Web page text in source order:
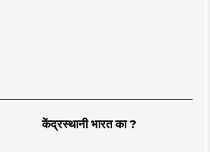
केंद्रस्थानी भारत का ?